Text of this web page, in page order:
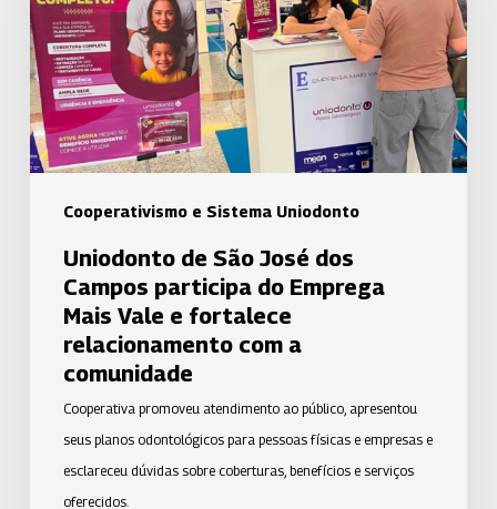
Cooperativismo e Sistema Uniodonto
dos
Campos
participa
do
Emprega
Mais
Vale
fortalece
relacionamento
com
Uniodonto de São José dos
Campos participa do Emprega
Mais Vale e fortalece
relacionamento com a
comunidade
Cooperativa promoveu atendimento ao público, apresentou
seus planos odontológicos para pessoas físicas e empresas e
esclareceu dúvidas sobre coberturas, benefícios e serviços
oferecidos.